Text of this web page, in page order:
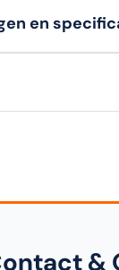
niet
en
&